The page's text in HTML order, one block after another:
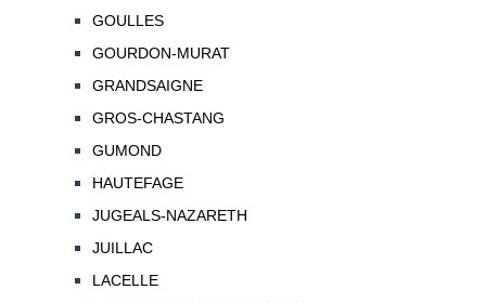
GOULLES
GOURDON-MURAT
GRANDSAIGNE
GROS-CHASTANG
GUMOND
HAUTEFAGE
JUGEALS-NAZARETH
JUILLAC
LACELLE